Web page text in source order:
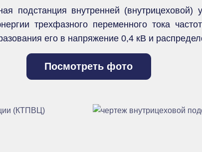
подстанция внутренней (внутрицеховой)
трехфазного переменного тока
его в напряжение 0,4 кВ и
Посмотреть фото